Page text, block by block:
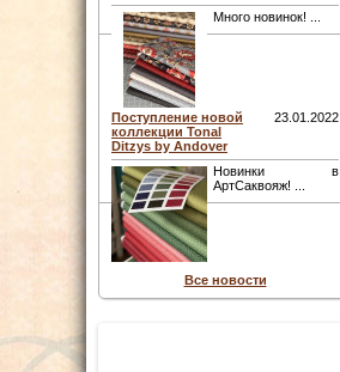
Много новинок! ...
Поступление новой
коллекции Tonal
Ditzys by Andover
23.01.2022
Новинки в
АртСаквояж! ...
Все новости